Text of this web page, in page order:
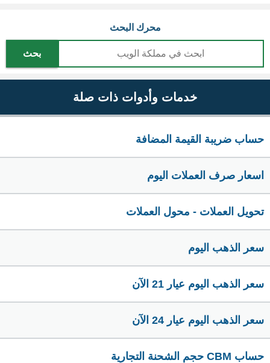
محرك البحث
بحث
خدمات وأدوات ذات صلة
حساب ضريبة القيمة المضافة
اسعار صرف العملات اليوم
تحويل العملات - محول العملات
سعر الذهب اليوم
سعر الذهب اليوم عيار 21 الآن
سعر الذهب اليوم عيار 24 الآن
حساب CBM حجم الشحنة التجارية